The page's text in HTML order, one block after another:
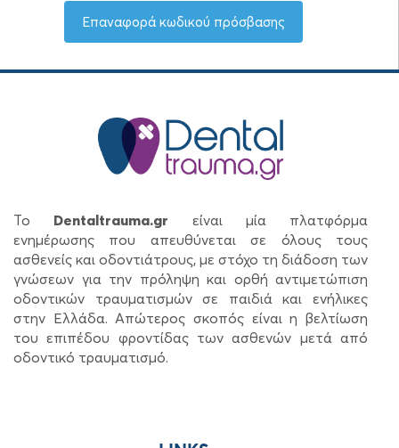
Το Dentaltrauma.gr είναι μία πλατφόρμα
ενημέρωσης που απευθύνεται σε όλους τους
ασθενείς και οδοντιάτρους, με στόχο τη διάδοση των
γνώσεων για την πρόληψη και ορθή αντιμετώπιση
οδοντικών τραυματισμών σε παιδιά και ενήλικες
στην Ελλάδα. Απώτερος σκοπός είναι η βελτίωση
του επιπέδου φροντίδας των ασθενών μετά από
οδοντικό τραυματισμό.